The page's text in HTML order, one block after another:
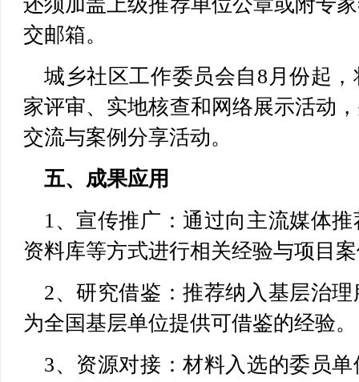
交邮箱。
城乡社区工作委员会自8月份起
家评审、实地核查和网络展示活动
交流与案例分享活动。
五、成果应用
1、宣传推广：通过向主流媒体
资料库等方式进行相关经验与项目
2、研究借鉴：推荐纳入基层治
为全国基层单位提供可借鉴的经验。
3、资源对接：材料入选的委员